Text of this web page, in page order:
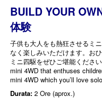
BUILD YOUR
体験
子供も大人をも熱狂させるミ
なく楽しみいただけます。お
ミニ四駆をぜひご堪能くださ
mini 4WD that enthuses
mini 4WD which you’ll love
Durata: 2 Ore (aprox.)